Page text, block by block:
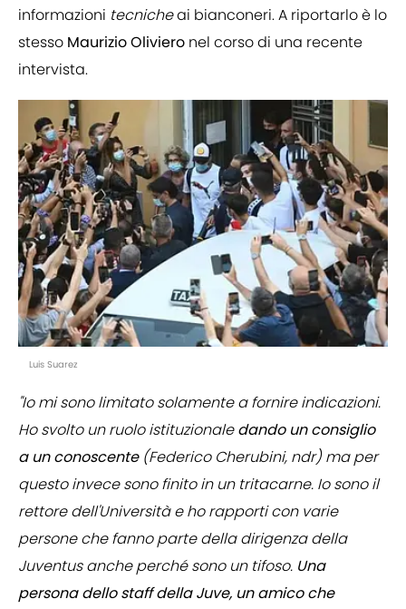
informazioni tecnicheai bianconeri. A riportarlo è lo
stesso Maurizio Oliviero nel corso di una recente
intervista.
Luis Suarez
"Io mi sono limitato solamente a fornire indicazioni.
Ho svolto un ruolo istituzionaledando un consiglio
a un conoscente (Federico Cherubini, ndr) ma per
questo invece sono finito in un tritacarne. Io sono il
rettore dell'Università e ho rapporti con varie
persone che fanno parte della dirigenza della
Juventus anche perché sono un tifoso. Una
persona dello staff della Juve, un amico che